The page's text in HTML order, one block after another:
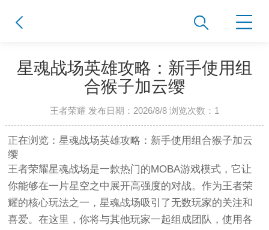
星魂战场英雄攻略：新手使用组
合猴子加云缨
王者荣耀 发布日期：2026/8/8 浏览次数： 1
正在浏览：星魂战场英雄攻略：新手使用组合猴子加云
缨
王者荣耀星魂战场是一款热门的MOBA游戏模式，它让
你能够在一片星空之中展开高强度的对战。作为王者荣
耀的核心玩法之一，星魂战场吸引了无数玩家的关注和
喜爱。在这里，你将与其他玩家一起组成团队，使用各